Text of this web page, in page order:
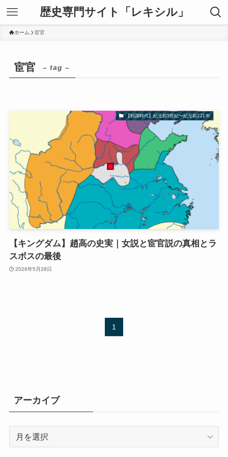
歴史専門サイト「レキシル」
ホーム 宦官
宦官 – tag –
【戦国時代】紀元前5世紀〜紀元前221年
【キングダム】趙高の史実｜女説と宦官説の真相とラ
スボスの最後
2026年5月28日
1
アーカイブ